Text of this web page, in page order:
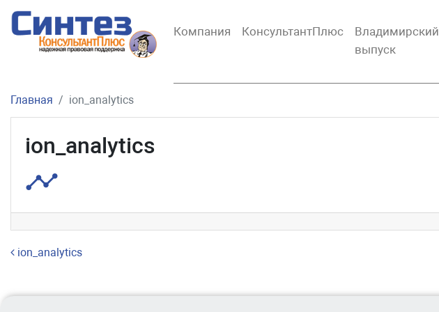
Компания КонсультантПлюс
Владимирский
выпуск
Главная ion_analytics
ion_analytics
Навигация по записям
ion_analytics